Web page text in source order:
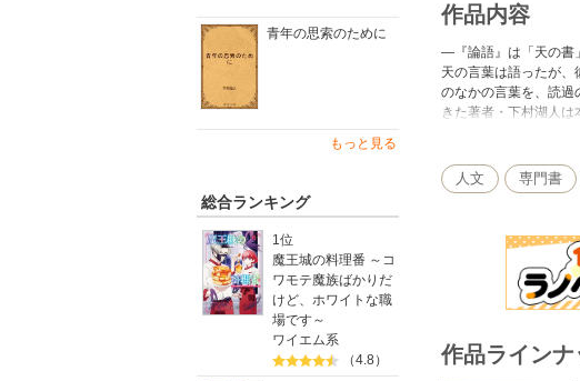
青年の思索のために
もっと見る
総合ランキング
1位
魔王城の料理番 ～コ
ワモテ魔族ばかりだ
けど、ホワイトな職
場です～
ワイエム系
（4.8）
作品内容
―『論語』は「天の書
天の言葉は語ったが
のなかの言葉を、読過
きた著者・下村湖人
ルにより、ご購入前に
人文 専門書
作品ライン